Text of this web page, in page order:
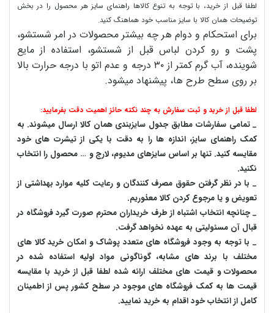
لطفا قبل از خرید، با توجه به تنوع کالاها راهنمای سایز هر محصول را در بخش
توضیحات همان کالا با سایز مناسب خود هماهنگ کنید.
برای استحکام و دوام هر چه بیشتر محصولات در امر شستشو،
پشت و رو کردن لباس قبل از شستشو، استفاده از مایع
شوینده، آب گرم کمتر از ۳۰ درجه و عدم اتو با درجه حرارت بالا
بر روی سطح طرح ها، پیشنهاد میشود.
لطفا قبل از خرید و ثبت سفارش به چند نکته حائز اهمیت دقت بفرمایید:
_ تمامی سفارشات مطابق جدول سایزبندی همان کالا ارسال میشوند. به
کمک راهنمای سایز، اندازه ها را به دقت با یکی از تیشرت های خود
مقایسه کنید. تنها بر اساس سایزهای مدیوم، لارج و … محصول را انتخاب
نکنید.
_ با در نظر گرفتن حقوق مصرف کنندگان و رعایت کلیه موارد بهداشتی از
تعویض و یا مرجوع کردن کالا معذوریم.
_ چنانچه انتخاب اشتباه از طرف خریداران محترم صورت گیرد فروشگاه در
قبال آن مسئولیتی به عهده نخواهد گرفت.
_ با توجه به‌ وجود فروشگاه های متعدد‌ پوشاک و امکان خرید کالا های
مختلف با برند های مشابه، گوناگونی مواد اولیه استفاده شده در
محصولات و قیمت های مختلف ارائه شده لطفا قبل از خرید با مقایسه
قیمت ها به کمک فروشگاه های موجود در سطح کشور پس از اطمینان
کامل از انتخاب خود اقدام به خرید نمایید.